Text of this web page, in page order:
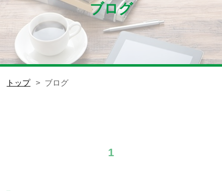
他院との違い
患者様の声
ブログ
トップ ブログ
1